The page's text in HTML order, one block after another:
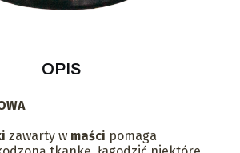
OPIS
zawarty w maści pomaga